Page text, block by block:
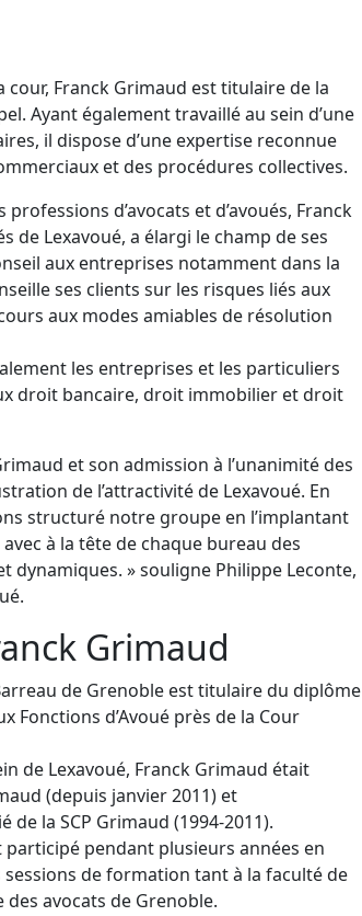
cour, Franck Grimaud est titulaire de la
Ayant également travaillé au sein d’une
il dispose d’une expertise reconnue
et des procédures collectives.
d’avocats et d’avoués, Franck
de Lexavoué, a élargi le champ de ses
aux entreprises notamment dans la
ses clients sur les risques liés aux
aux modes amiables de résolution
les entreprises et les particuliers
droit bancaire, droit immobilier et droit
et son admission à l’unanimité des
de l’attractivité de Lexavoué. En
structuré notre groupe en l’implantant
à la tête de chaque bureau des
dynamiques. » souligne Philippe Leconte,
Grimaud
de Grenoble est titulaire du diplôme
Fonctions d’Avoué près de la Cour
de Lexavoué, Franck Grimaud était
(depuis janvier 2011) et
la SCP Grimaud (1994-2011).
pendant plusieurs années en
de formation tant à la faculté de
des avocats de Grenoble.